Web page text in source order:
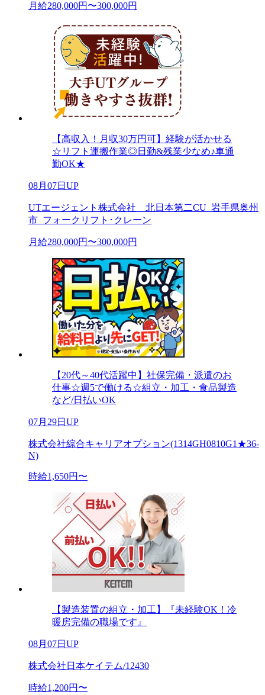
月給280,000円〜300,000円
【高収入！月収30万円可】経験が活かせる
☆リフト運搬作業◎日勤&残業少なめ♪車通
勤OK★
08月07日UP
UTエージェント株式会社 北日本第二CU_岩手県奥州
市_フォークリフト･クレーン
月給280,000円〜300,000円
【20代～40代活躍中】社保完備・派遣のお
仕事☆週5で働ける☆組立・加工・食品製造
など/日払いOK
07月29日UP
株式会社綜合キャリアオプション(1314GH0810G1★36-
N)
時給1,650円〜
【製造装置の組立・加工】『未経験OK！冷
暖房完備の職場です』
08月07日UP
株式会社日本ケイテム/12430
時給1,200円〜